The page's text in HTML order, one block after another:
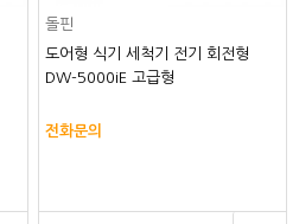
돌핀
도어형 식기 세척기 전기 회전형
DW-5000iE 고급형
전화문의